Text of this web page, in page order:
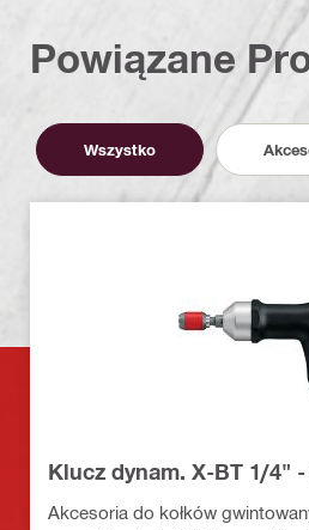
Powiązane
Wszystko
Klucz dynam. X-BT 1/4"
Akcesoria do kołków